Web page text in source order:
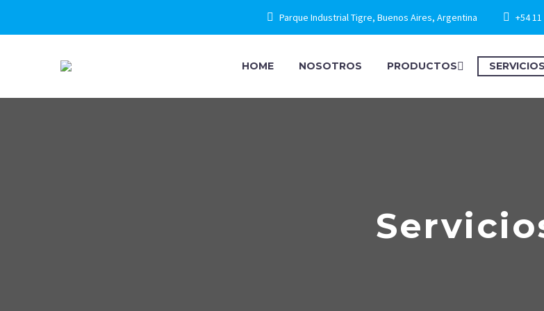
Parque Industrial Tigre, Buenos Aires, Argentina +54
HOME NOSOTROS PRODUCTOS SERVICIOS